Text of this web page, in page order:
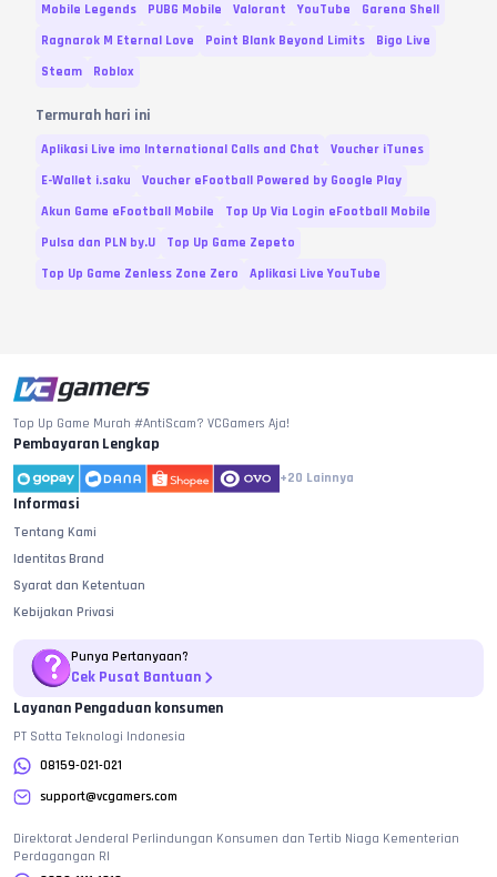
Mobile Legends PUBG Mobile Valorant YouTube
Garena Shell
Ragnarok M Eternal Love
Point Blank Beyond Limits
Bigo Live
Steam
Roblox
Termurah hari ini
Aplikasi Live imo International Calls and Chat
Voucher iTunes
E-Wallet i.saku
Voucher eFootball Powered by Google Play
Akun Game eFootball Mobile
Top Up Via Login eFootball Mobile
Pulsa dan PLN by.U
Top Up Game Zepeto
Top Up Game Zenless Zone Zero
Aplikasi Live YouTube
Top Up Game Murah #AntiScam? VCGamers Aja!
Pembayaran Lengkap
+20 Lainnya
Informasi
Tentang Kami
Identitas Brand
Syarat dan Ketentuan
Kebijakan Privasi
Punya Pertanyaan?
Cek Pusat Bantuan
Layanan Pengaduan konsumen
PT Sotta Teknologi Indonesia
08159-021-021
support@vcgamers.com
Direktorat Jenderal Perlindungan Konsumen dan Tertib Niaga Kementerian
Perdagangan RI